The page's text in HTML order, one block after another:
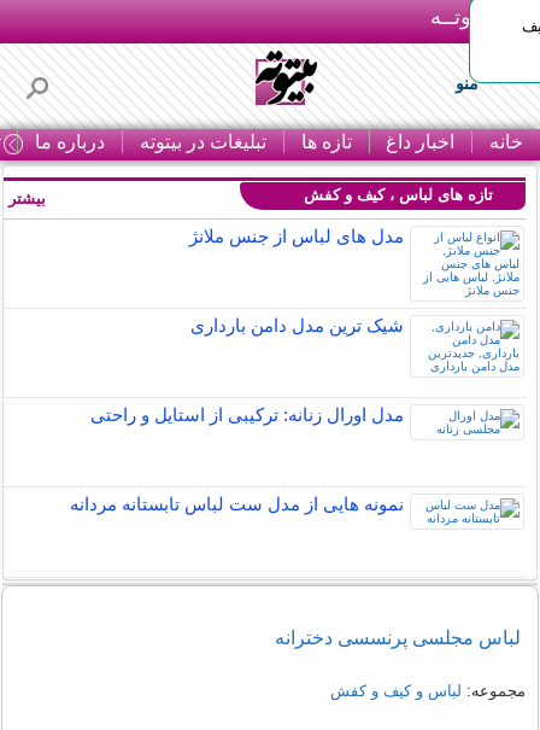
بـیتوتــه
منو
خانه اخبار داغ تازه ها تبلیغات در بیتوته درباره ما
تازه های لباس ، کیف و کفش
مدل های لباس از جنس ملانژ
شیک ترین مدل دامن بارداری
مدل اورال زنانه: ترکیبی از استایل و راحتی
نمونه هایی از مدل ست لباس تابستانه مردانه
نمونه هایی از مدل یقه شومیز
بیشتر
لباس مجلسی پرنسسی دخترانه
مجموعه: لباس و کیف و کفش